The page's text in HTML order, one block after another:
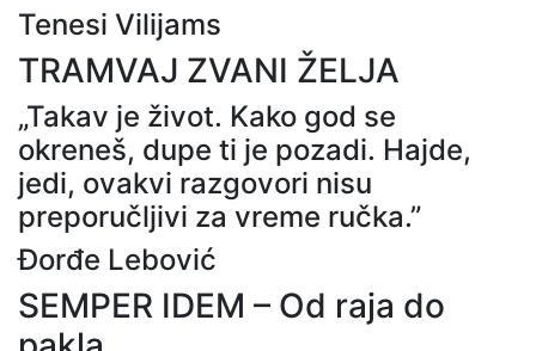
Tenesi Vilijams
TRAMVAJ ZVANI ŽELJA
„Takav je život. Kako god se
okreneš, dupe ti je pozadi. Hajde,
jedi, ovakvi razgovori nisu
preporučljivi za vreme ručka.”
Đorđe Lebović
SEMPER IDEM – Od raja do